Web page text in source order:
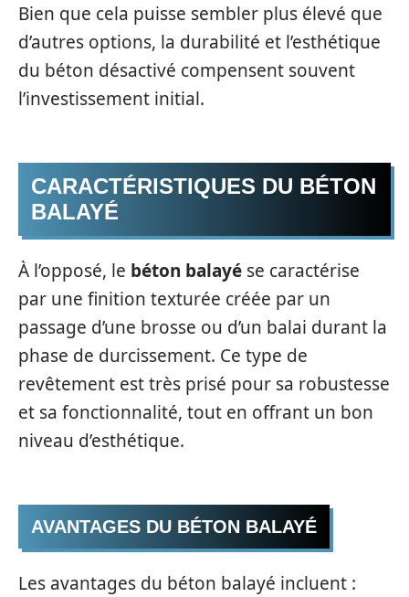
Bien que cela puisse sembler plus élevé que
d’autres options, la durabilité et l’esthétique
du béton désactivé compensent souvent
l’investissement initial.
CARACTÉRISTIQUES DU BÉTON
BALAYÉ
À l’opposé, le béton balayé se caractérise
par une finition texturée créée par un
passage d’une brosse ou d’un balai durant la
phase de durcissement. Ce type de
revêtement est très prisé pour sa robustesse
et sa fonctionnalité, tout en offrant un bon
niveau d’esthétique.
AVANTAGES DU BÉTON BALAYÉ
Les avantages du béton balayé incluent :